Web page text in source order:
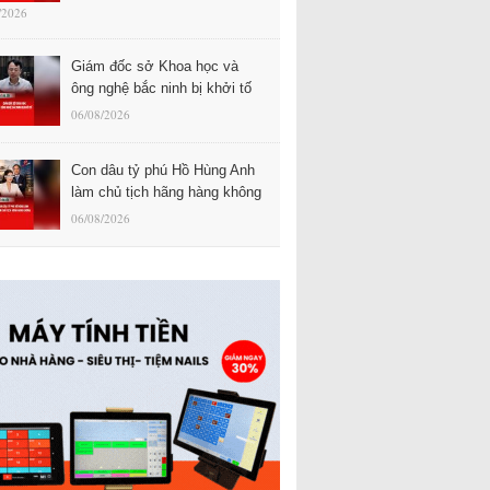
Giám đốc sở Khoa học và
ông nghệ bắc ninh bị khởi tố
06/08/2026
Con dâu tỷ phú Hồ Hùng Anh
làm chủ tịch hãng hàng không
06/08/2026